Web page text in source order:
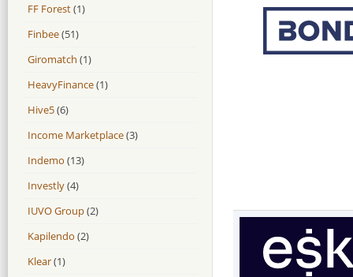
FF Forest(1)
Finbee(51)
Giromatch (1)
HeavyFinance(1)
Hive5(6)
Income Marketplace(3)
Indemo (13)
Investly(4)
IUVO Group(2)
Kapilendo (2)
Klear(1)